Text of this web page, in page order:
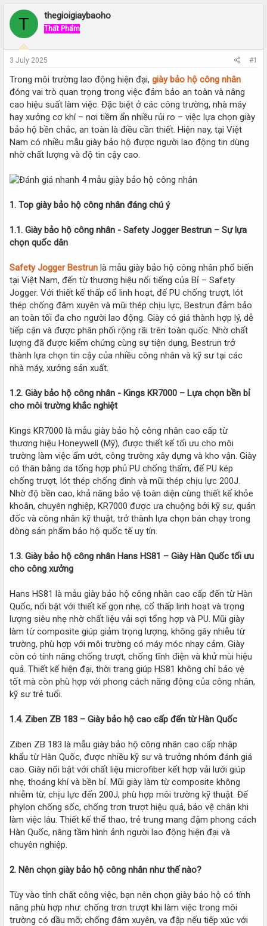
e
d
a
r
t
e
r
r
T thegioigiaybaoho
Thất Phẩm
3 July 2025 #1
Trong môi trường lao động hiện đại, giày bảo hộ công nhân
đóng vai trò quan trọng trong việc đảm bảo an toàn và nâng
cao hiệu suất làm việc. Đặc biệt ở các công trường, nhà máy
hay xưởng cơ khí – nơi tiềm ẩn nhiều rủi ro – việc lựa chọn giày
bảo hộ bền chắc, an toàn là điều cần thiết. Hiện nay, tại Việt
Nam có nhiều mẫu giày bảo hộ được người lao động tin dùng
nhờ chất lượng và độ tin cậy cao.
1. Top giày bảo hộ công nhân đáng chú ý
1.1. Giày bảo hộ công nhân - Safety Jogger Bestrun – Sự lựa
chọn quốc dân
Safety Jogger Bestrun là mẫu giày bảo hộ công nhân phổ biến
tại Việt Nam, đến từ thương hiệu nổi tiếng của Bỉ – Safety
Jogger. Với thiết kế thấp cổ linh hoạt, đế PU chống trượt, lót
thép chống đâm xuyên và mũi thép chịu lực, Bestrun đảm bảo
an toàn tối đa cho người lao động. Giày có giá thành hợp lý, dễ
tiếp cận và được phân phối rộng rãi trên toàn quốc. Nhờ chất
lượng đã được kiểm chứng cùng sự tiện dụng, Bestrun trở
thành lựa chọn tin cậy của nhiều công nhân và kỹ sư tại các
nhà máy, xưởng sản xuất.
1.2. Giày bảo hộ công nhân - Kings KR7000 – Lựa chọn bền bỉ
cho môi trường khắc nghiệt
Kings KR7000 là mẫu giày bảo hộ công nhân cao cấp từ
thương hiệu Honeywell (Mỹ), được thiết kế tối ưu cho môi
trường làm việc ẩm ướt, công trường xây dựng và kho vận. Giày
có thân bằng da tổng hợp phủ PU chống thấm, đế PU kép
chống trượt, lót thép chống đinh và mũi thép chịu lực 200J.
Nhờ độ bền cao, khả năng bảo vệ toàn diện cùng thiết kế khỏe
khoắn, chuyên nghiệp, KR7000 được ưa chuộng bởi kỹ sư, quản
đốc và công nhân kỹ thuật, trở thành lựa chọn bán chạy trong
dòng sản phẩm bảo hộ quốc tế uy tín.
1.3. Giày bảo hộ công nhân Hans HS81 – Giày Hàn Quốc tối ưu
cho công xưởng
Hans HS81 là mẫu giày bảo hộ công nhân cao cấp đến từ Hàn
Quốc, nổi bật với thiết kế gọn nhẹ, cổ thấp linh hoạt và trọng
lượng siêu nhẹ nhờ chất liệu vải sợi tổng hợp và PU. Mũi giày
làm từ composite giúp giảm trọng lượng, không gây nhiễu từ
trường, phù hợp với môi trường có máy móc nhạy cảm. Giày
còn có tính năng chống trượt, chống tĩnh điện và khử mùi hiệu
quả. Thiết kế hiện đại, thời trang giúp HS81 không chỉ bảo vệ
tốt mà còn phù hợp với phong cách năng động của công nhân,
kỹ sư trẻ tuổi.
1.4. Ziben ZB 183 – Giày bảo hộ cao cấp đến từ Hàn Quốc
Ziben ZB 183 là mẫu giày bảo hộ công nhân cao cấp nhập
khẩu từ Hàn Quốc, được nhiều kỹ sư và trưởng nhóm đánh giá
cao. Giày nổi bật với chất liệu microfiber kết hợp vải lưới giúp
nhẹ, thoáng khí và bền bỉ. Mũi giày làm từ composite không
nhiễm từ, chịu lực đến 200J, phù hợp môi trường kỹ thuật. Đế
phylon chống sốc, chống trơn trượt hiệu quả, bảo vệ chân khi
làm việc lâu. Thiết kế thể thao, trẻ trung mang đậm phong cách
Hàn Quốc, nâng tầm hình ảnh người lao động hiện đại và
chuyên nghiệp.
2. Nên chọn giày bảo hộ công nhân như thế nào?
Tùy vào tính chất công việc, bạn nên chọn giày bảo hộ có tính
năng phù hợp như: chống trơn trượt khi làm việc trong môi
trường có dầu mỡ; chống đâm xuyên, va đập nếu tiếp xúc với